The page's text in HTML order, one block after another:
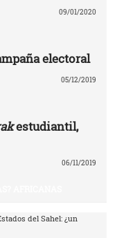
09/01/2020
electoral
05/12/2019
estudiantil,
06/11/2019
del Sahel: ¿un